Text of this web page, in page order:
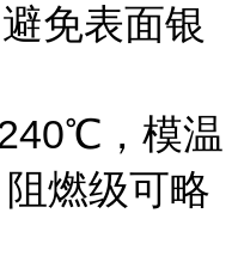
免表面银
，模温
燃级可略